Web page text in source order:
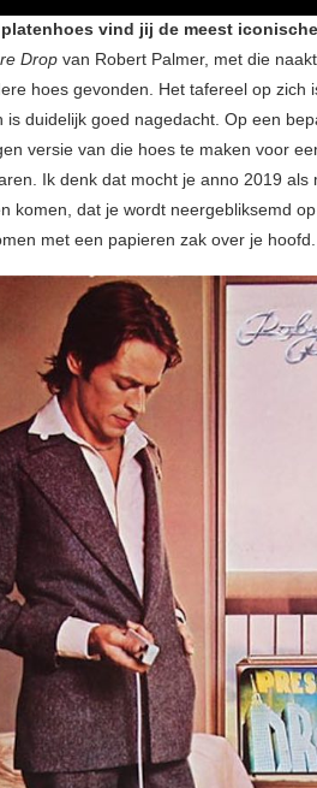
platenhoes vind jij de meest
Drop van Robert Palmer, met die
hoes gevonden. Het tafereel op
is duidelijk goed nagedacht. Op een
versie van die hoes te maken voor
Ik denk dat mocht je anno 2019 als
komen, dat je wordt neergebliksemd
met een papieren zak over je hoofd.